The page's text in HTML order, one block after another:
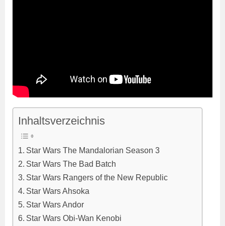
Inhaltsverzeichnis
Star Wars The Mandalorian Season 3
Star Wars The Bad Batch
Star Wars Rangers of the New Republic
Star Wars Ahsoka
Star Wars Andor
Star Wars Obi-Wan Kenobi